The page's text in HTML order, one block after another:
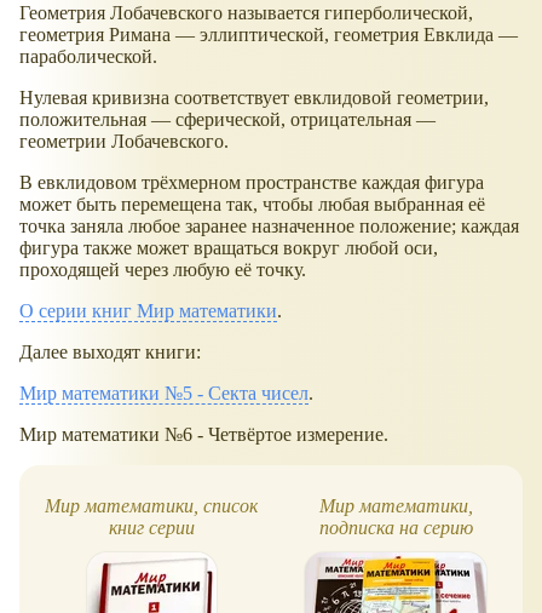
Геометрия Лобачевского называется гиперболической,
геометрия Римана — эллиптической, геометрия Евклида —
параболической.
Нулевая кривизна соответствует евклидовой геометрии,
положительная — сферической, отрицательная —
геометрии Лобачевского.
В евклидовом трёхмерном пространстве каждая фигура
может быть перемещена так, чтобы любая выбранная её
точка заняла любое заранее назначенное положение; каждая
фигура также может вращаться вокруг любой оси,
проходящей через любую её точку.
О серии книг Мир математики.
Далее выходят книги:
Мир математики №5 - Секта чисел.
Мир математики №6 - Четвёртое измерение.
Мир математики, список
книг серии
Мир математики,
подписка на серию